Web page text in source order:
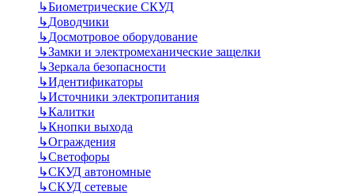
↳Биометрические СКУД
↳Доводчики
↳Досмотровое оборудование
↳Замки и электромеханические защелки
↳Зеркала безопасности
↳Идентификаторы
↳Источники электропитания
↳Калитки
↳Кнопки выхода
↳Ограждения
↳Светофоры
↳СКУД автономные
↳СКУД сетевые